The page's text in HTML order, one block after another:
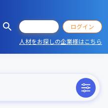
ログイン
人材をお探しの企業様はこちら